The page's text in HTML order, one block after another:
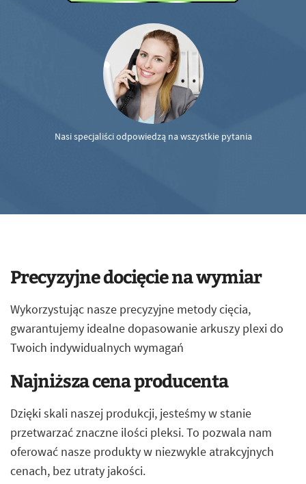
Nasi specjaliści odpowiedzą na wszystkie pytania
Precyzyjne docięcie na wymiar
Wykorzystując nasze precyzyjne metody cięcia,
gwarantujemy idealne dopasowanie arkuszy plexi do
Twoich indywidualnych wymagań
Najniższa cena producenta
Dzięki skali naszej produkcji, jesteśmy w stanie
przetwarzać znaczne ilości pleksi. To pozwala nam
oferować nasze produkty w niezwykle atrakcyjnych
cenach, bez utraty jakości.